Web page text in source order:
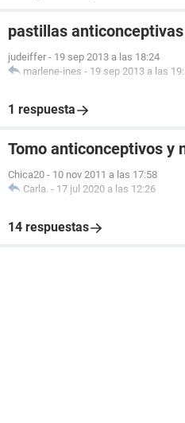
pastillas
judeiffer - 19 sep 2013 a las 18:24
marlene-ines - 19 sep 2013 a las
1 respuesta
Tomo anticonceptivos y
Chica20 - 10 nov 2011 a las 17:58
Carla. - 17 jul 2020 a las 12:26
14 respuestas